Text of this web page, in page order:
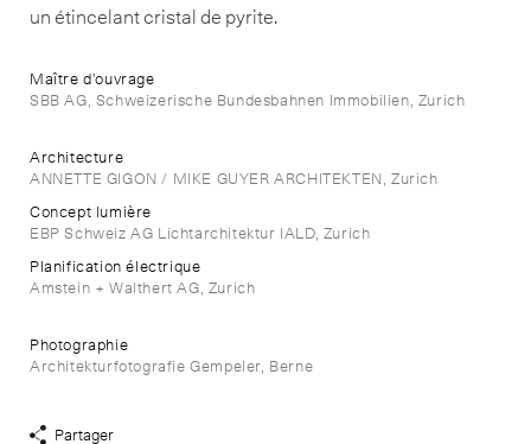
un étincelant cristal de pyrite.
Maître d'ouvrage
SBB AG, Schweizerische Bundesbahnen Immobilien, Zurich
Architecture
ANNETTE GIGON / MIKE GUYER ARCHITEKTEN, Zurich
Concept lumière
EBP Schweiz AG Lichtarchitektur IALD, Zurich
Planification électrique
Amstein + Walthert AG, Zurich
Photographie
Architekturfotografie Gempeler, Berne
Partager